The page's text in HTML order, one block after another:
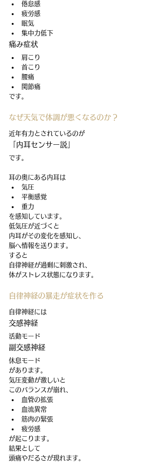
倦怠感
疲労感
眠気
集中力低下
痛み症状
肩こり
首こり
腰痛
関節痛
です。
なぜ天気で体調が悪くなるのか？
近年有力とされているのが
「内耳センサー説」
です。
耳の奥にある内耳は
気圧
平衡感覚
重力
を感知しています。
低気圧が近づくと
内耳がその変化を感知し、
脳へ情報を送ります。
すると
自律神経が過剰に刺激され、
体がストレス状態になります。
自律神経の暴走が症状を作る
自律神経には
交感神経
活動モード
副交感神経
休息モード
があります。
気圧変動が激しいと
このバランスが崩れ、
血管の拡張
血流異常
筋肉の緊張
疲労感
が起こります。
結果として
頭痛やだるさが現れます。